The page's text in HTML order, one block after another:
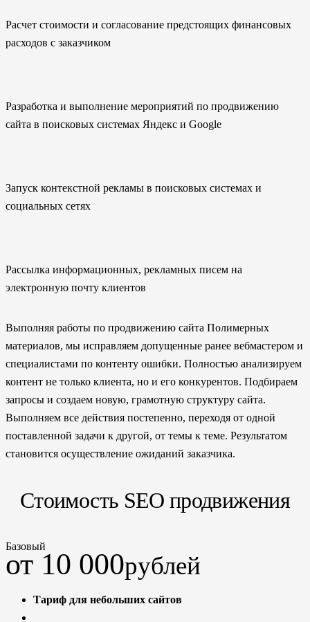
Расчет стоимости и согласование предстоящих финансовых
расходов с заказчиком
Разработка и выполнение мероприятий по продвижению
сайта в поисковых системах Яндекс и Google
Запуск контекстной рекламы в поисковых системах и
социальных сетях
Рассылка информационных, рекламных писем на
электронную почту клиентов
Выполняя работы по продвижению сайта Полимерных
материалов, мы исправляем допущенные ранее вебмастером и
специалистами по контенту ошибки. Полностью анализируем
контент не только клиента, но и его конкурентов. Подбираем
запросы и создаем новую, грамотную структуру сайта.
Выполняем все действия постепенно, переходя от одной
поставленной задачи к другой, от темы к теме. Результатом
становится осуществление ожиданий заказчика.
Стоимость SEO продвижения
Базовый
от 10 000рублей
Тариф для небольших сайтов